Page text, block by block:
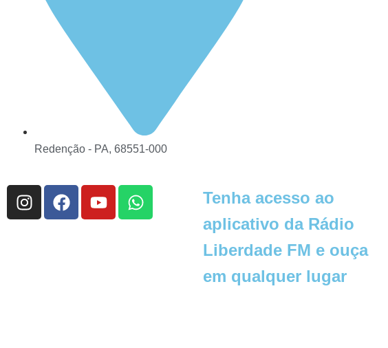
Redenção - PA, 68551-000
Tenha acesso ao
aplicativo da Rádio
Liberdade FM e ouça
em qualquer lugar